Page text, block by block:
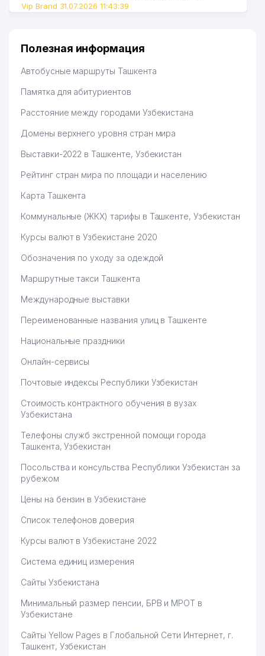
Vip Brand 31.07.2026 11:43:39
Полезная информация
Автобусные маршруты Ташкента
Памятка для абитуриентов
Расстояние между городами Узбекистана
Домены верхнего уровня стран мира
Выставки-2022 в Ташкенте, Узбекистан
Рейтинг стран мира по площади и населению
Карта Ташкента
Коммунальные (ЖКХ) тарифы в Ташкенте, Узбекистан
Курсы валют в Узбекистане 2020
Обозначения по уходу за одеждой
Маршрутные такси Ташкента
Международные выставки
Переименованные названия улиц в Ташкенте
Национальные праздники
Онлайн-сервисы
Почтовые индексы Республики Узбекистан
Стоимость контрактного обучения в вузах
Узбекистана
Телефоны служб экстренной помощи города
Ташкента, Узбекистан
Посольства и консульства Республики Узбекистан за
рубежом
Цены на бензин в Узбекистане
Список телефонов доверия
Курсы валют в Узбекистане 2022
Система единиц измерения
Сайты Узбекистана
Минимальный размер пенсии, БРВ и МРОТ в
Узбекистане
Сайты Yellow Pages в Глобальной Сети Интернет, г.
Ташкент, Узбекистан